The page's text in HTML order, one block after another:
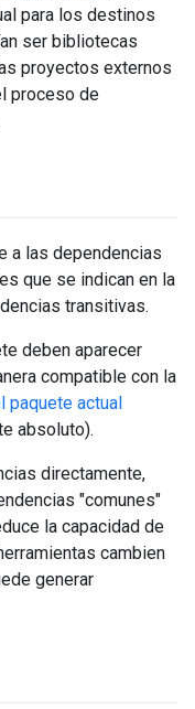
para los destinos
ser bibliotecas
proyectos externos
proceso de
a las dependencias
que se indican en la
transitivas.
deben aparecer
compatible con la
paquete actual
absoluto).
directamente,
"comunes"
la capacidad de
cambien
generar